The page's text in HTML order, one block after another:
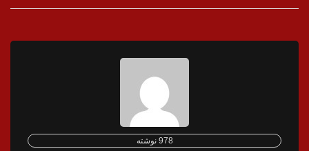
978 نوشته